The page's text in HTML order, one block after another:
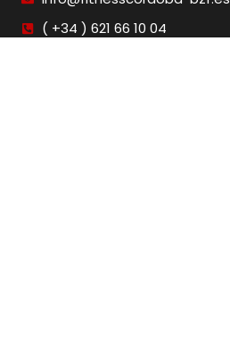
( +34 ) 621 66 10 04